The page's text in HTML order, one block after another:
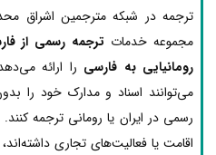
ترجمه در شبکه مترجمین
مجموعه خدمات ترجمه رسمی از
رومانیایی به فارسی را ارائه
می‌توانند اسناد و مدارک خود را
رسمی در ایران یا رومانی ترجمه
اقامت یا فعالیت‌های تجاری داشته‌اند،